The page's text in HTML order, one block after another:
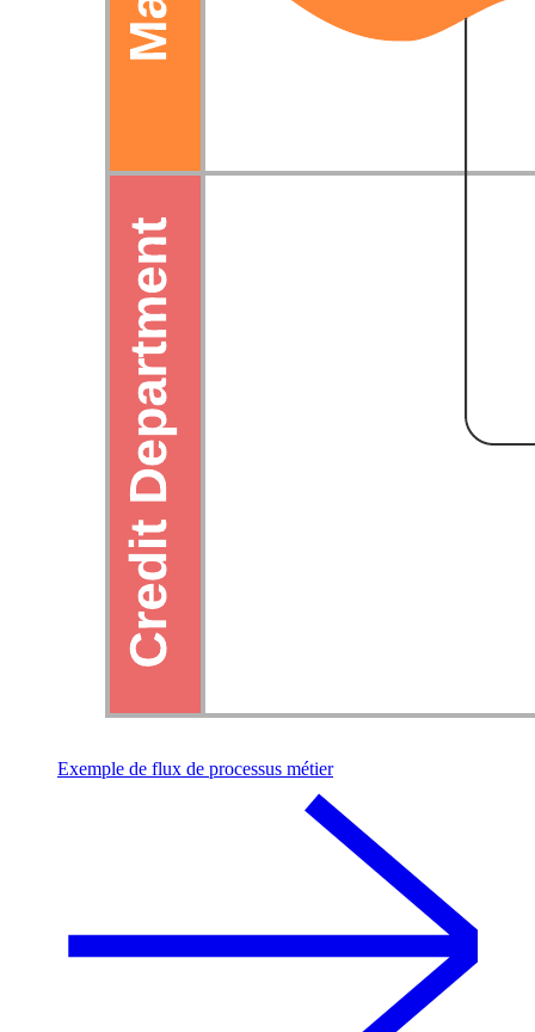
Exemple de flux de processus métier